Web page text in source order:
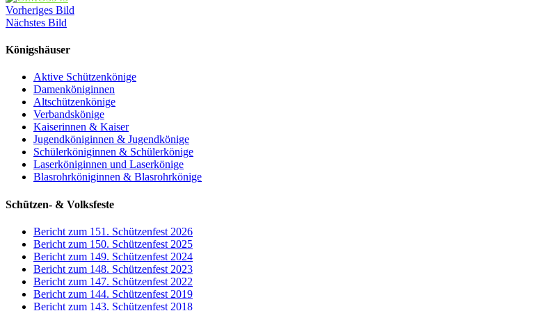
Vorheriges Bild
Nächstes Bild
Königshäuser
Aktive Schützenkönige
Damenköniginnen
Altschützenkönige
Verbandskönige
Kaiserinnen & Kaiser
Jugendköniginnen & Jugendkönige
Schülerköniginnen & Schülerkönige
Laserköniginnen und Laserkönige
Blasrohrköniginnen & Blasrohrkönige
Schützen- & Volksfeste
Bericht zum 151. Schützenfest 2026
Bericht zum 150. Schützenfest 2025
Bericht zum 149. Schützenfest 2024
Bericht zum 148. Schützenfest 2023
Bericht zum 147. Schützenfest 2022
Bericht zum 144. Schützenfest 2019
Bericht zum 143. Schützenfest 2018